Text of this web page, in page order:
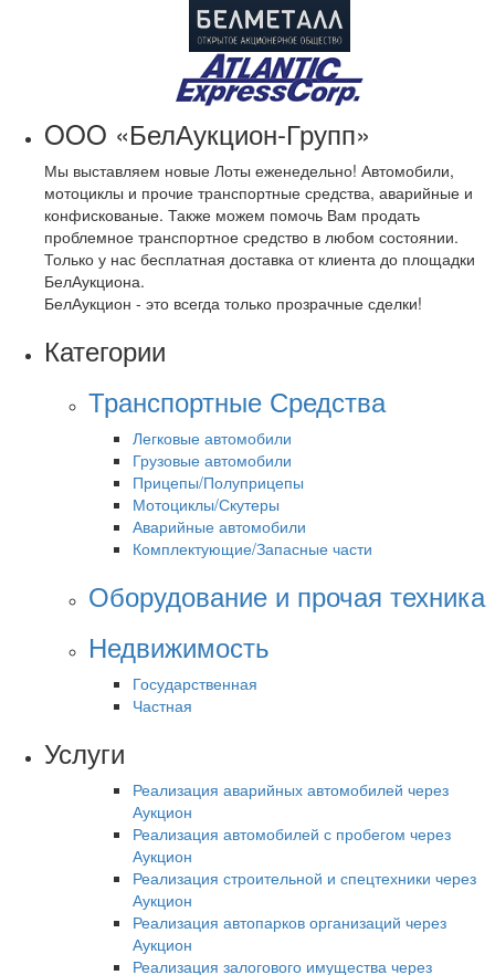
OOO «БелАукцион-Групп»
Мы выставляем новые Лоты еженедельно! Автомобили,
мотоциклы и прочие транспортные средства, аварийные и
конфискованые. Также можем помочь Вам продать
проблемное транспортное средство в любом состоянии.
Только у нас бесплатная доставка от клиента до площадки
БелАукциона.
БелАукцион - это всегда только прозрачные сделки!
Категории
Транспортные Средства
Легковые автомобили
Грузовые автомобили
Прицепы/Полуприцепы
Мотоциклы/Скутеры
Аварийные автомобили
Комплектующие/Запасные части
Оборудование и прочая техника
Недвижимость
Государственная
Частная
Услуги
Реализация аварийных автомобилей через
Аукцион
Реализация автомобилей с пробегом через
Аукцион
Реализация строительной и спецтехники через
Аукцион
Реализация автопарков организаций через
Аукцион
Реализация залогового имущества через